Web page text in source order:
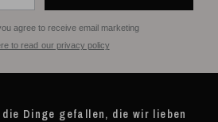
agree to receive email marketing
to read our privacy policy
Dinge gefallen, die wir lieben